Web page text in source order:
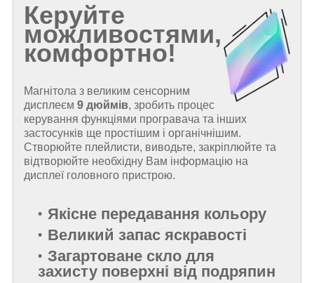
Керуйте
можливостями,
комфортно!
Магнітола з великим сенсорним
дисплеєм 9 дюймів, зробить процес
керування функціями програвача та інших
застосунків ще простішим і органічнішим.
Створюйте плейлисти, виводьте, закріплюйте та
відтворюйте необхідну Вам інформацію на
дисплеї головного пристрою.
Якісне передавання кольору
Великий запас яскравості
Загартоване скло для
захисту поверхні від подряпин